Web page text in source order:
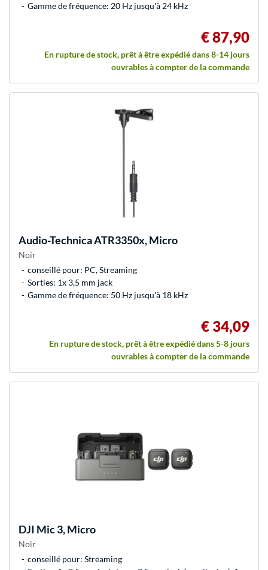
Gamme de fréquence: 20 Hz jusqu'à 24 kHz
€ 87,90
En rupture de stock, prêt à être expédié dans 8-14 jours
ouvrables à compter de la commande
Audio-TechnicaATR3350x, Micro
Noir
conseillé pour: PC, Streaming
Sorties: 1x 3,5 mm jack
Gamme de fréquence: 50 Hz jusqu'à 18 kHz
€ 34,09
En rupture de stock, prêt à être expédié dans 5-8 jours
ouvrables à compter de la commande
DJI Mic 3, Micro
Noir
conseillé pour: Streaming